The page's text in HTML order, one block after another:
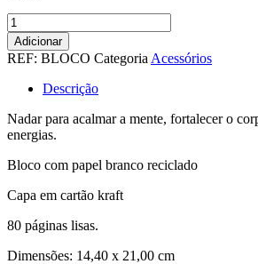
Quantidade
de
Bloco
de
notas
Adicionar
REF: BLOCO Categoria Acessórios
Descrição
Nadar para acalmar a mente, fortalecer o
energias.
Bloco com papel branco reciclado
Capa em cartão kraft
80 páginas lisas.
Dimensões: 14,40 x 21,00 cm